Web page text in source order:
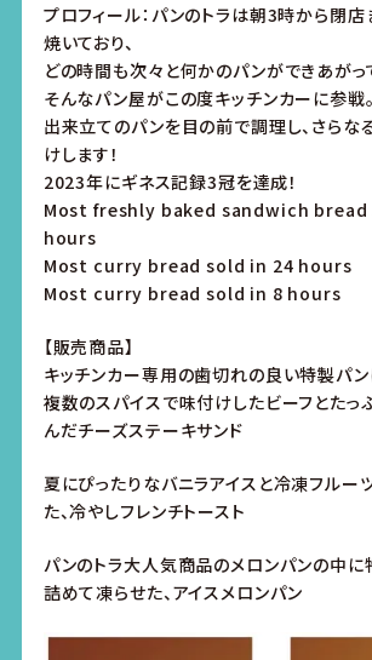
プロフィール：パンのトラは朝3時から閉店
焼いており、
どの時間も次々と何かのパンができあがっ
そんなパン屋がこの度キッチンカーに参戦。
出来立てのパンを目の前で調理し、さらな
けします！
2023年にギネス記録3冠を達成！
Most freshly baked sandwich bread
hours
Most curry bread sold in 24 hours
Most curry bread sold in 8 hours
【販売商品】
キッチンカー専用の歯切れの良い特製パン
複数のスパイスで味付けしたビーフとたっ
んだチーズステーキサンド
夏にぴったりなバニラアイスと冷凍フルー
た、冷やしフレンチトースト
パンのトラ大人気商品のメロンパンの中に
詰めて凍らせた、アイスメロンパン